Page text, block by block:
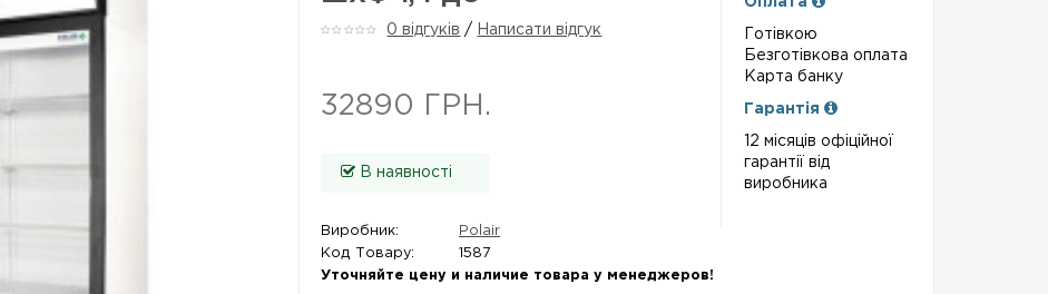
0 відгуків / Написати відгук
32890 ГРН.
В наявності
Виробник:
Polair
Код Товару:
1587
Уточняйте цену и наличие товара у менеджеров!
Готівкою
Безготівкова оплата
Карта банку
Гарантія
12 місяців офіційної
гарантії від
виробника